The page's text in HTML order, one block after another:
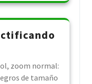
zoom normal:
de tamaño